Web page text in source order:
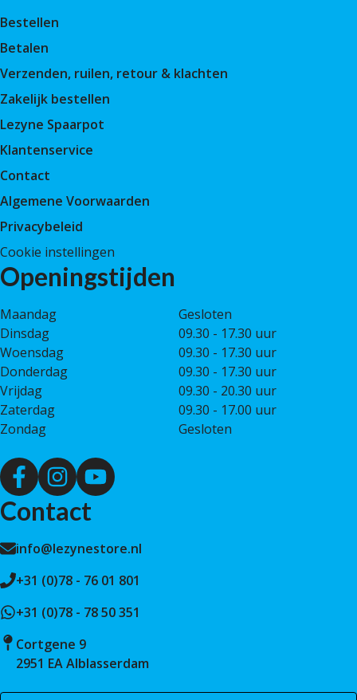
Bestellen
Betalen
Verzenden, ruilen, retour & klachten
Zakelijk bestellen
Lezyne Spaarpot
Klantenservice
Contact
Algemene Voorwaarden
Privacybeleid
Cookie instellingen
Openingstijden
Maandag
Gesloten
Dinsdag
09.30 - 17.30 uur
Woensdag
09.30 - 17.30 uur
Donderdag
09.30 - 17.30 uur
Vrijdag
09.30 - 20.30 uur
Zaterdag
09.30 - 17.00 uur
Zondag
Gesloten
Contact
info@lezynestore.nl
+31 (0)78 - 76 01 801
+31 (0)78 - 78 50 351
Cortgene 9
2951 EA Alblasserdam